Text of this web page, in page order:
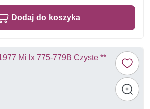
Dodaj do koszyka